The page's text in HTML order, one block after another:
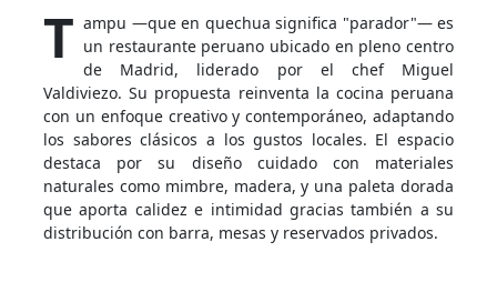
T ampu —que en quechua significa "parador"— es
un restaurante peruano ubicado en pleno centro
de Madrid, liderado por el chef Miguel
Valdiviezo. Su propuesta reinventa la cocina peruana
con un enfoque creativo y contemporáneo, adaptando
los sabores clásicos a los gustos locales. El espacio
destaca por su diseño cuidado con materiales
naturales como mimbre, madera, y una paleta dorada
que aporta calidez e intimidad gracias también a su
distribución con barra, mesas y reservados privados.